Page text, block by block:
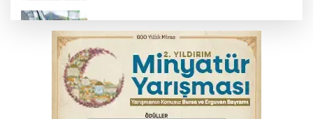
yansıyacak mı?
YENİ Parti Genel Başkanı Özel'den
Çerçeve Yasa yorumu